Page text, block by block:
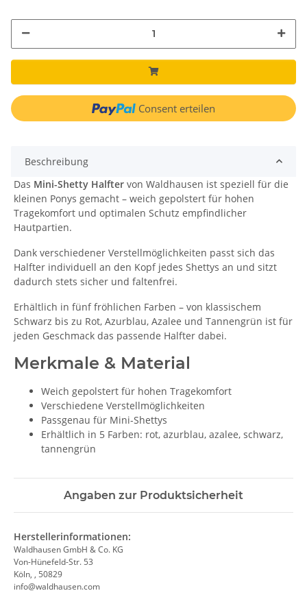
Consent erteilen
Beschreibung
Das Mini-Shetty Halfter von Waldhausen ist speziell für die
kleinen Ponys gemacht – weich gepolstert für hohen
Tragekomfort und optimalen Schutz empfindlicher
Hautpartien.
Dank verschiedener Verstellmöglichkeiten passt sich das
Halfter individuell an den Kopf jedes Shettys an und sitzt
dadurch stets sicher und faltenfrei.
Erhältlich in fünf fröhlichen Farben – von klassischem
Schwarz bis zu Rot, Azurblau, Azalee und Tannengrün ist für
jeden Geschmack das passende Halfter dabei.
Merkmale & Material
Weich gepolstert für hohen Tragekomfort
Verschiedene Verstellmöglichkeiten
Passgenau für Mini-Shettys
Erhältlich in 5 Farben: rot, azurblau, azalee, schwarz,
tannengrün
Angaben zur Produktsicherheit
Herstellerinformationen:
Waldhausen GmbH & Co. KG
Von-Hünefeld-Str. 53
Köln, , 50829
info@waldhausen.com